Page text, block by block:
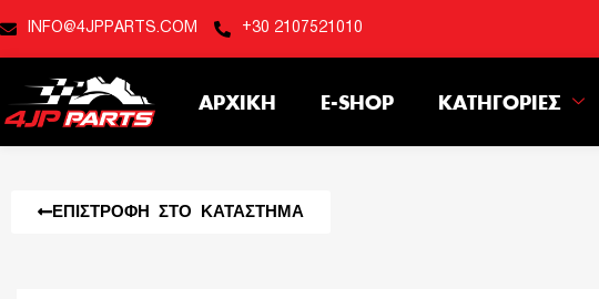
INFO@4JPPARTS.COM +30 2107521010
ΑΡΧΙΚΉ E-SHOP ΚΑΤΗΓΟΡΊΕΣ
ΕΠΙΣΤΡΟΦΉ ΣΤΟ ΚΑΤΆΣΤΗΜΑ